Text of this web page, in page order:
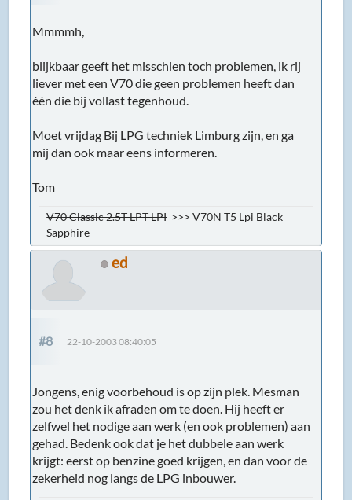
Mmmmh,
blijkbaar geeft het misschien toch problemen, ik rij
liever met een V70 die geen problemen heeft dan
één die bij vollast tegenhoud.
Moet vrijdag Bij LPG techniek Limburg zijn, en ga
mij dan ook maar eens informeren.
Tom
V70 Classic 2.5T LPT LPI>>> V70N T5 Lpi Black
Sapphire
ed
#8 22-10-2003 08:40:05
Jongens, enig voorbehoud is op zijn plek. Mesman
zou het denk ik afraden om te doen. Hij heeft er
zelfwel het nodige aan werk (en ook problemen) aan
gehad. Bedenk ook dat je het dubbele aan werk
krijgt: eerst op benzine goed krijgen, en dan voor de
zekerheid nog langs de LPG inbouwer.